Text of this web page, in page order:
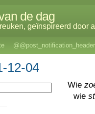
de dag
geïnspireerd door
@@post_notification_header
12-04
Wie
wie